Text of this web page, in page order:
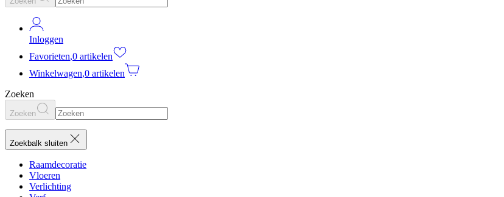
Inloggen
Favorieten,0 artikelen
Winkelwagen,0 artikelen
Zoeken
Zoeken
Zoekbalk sluiten
Raamdecoratie
Vloeren
Verlichting